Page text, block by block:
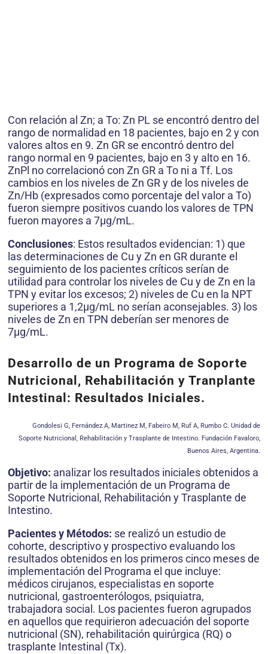
Con relación al Zn; a To: Zn PL se encontró dentro del
rango de normalidad en 18 pacientes, bajo en 2 y con
valores altos en 9. Zn GR se encontró dentro del
rango normal en 9 pacientes, bajo en 3 y alto en 16.
ZnPl no correlacionó con Zn GR a To ni a Tf. Los
cambios en los niveles de Zn GR y de los niveles de
Zn/Hb (expresados como porcentaje del valor a To)
fueron siempre positivos cuando los valores de TPN
fueron mayores a 7μg/mL.
Conclusiones: Estos resultados evidencian: 1) que
las determinaciones de Cu y Zn en GR durante el
seguimiento de los pacientes críticos serían de
utilidad para controlar los niveles de Cu y de Zn en la
TPN y evitar los excesos; 2) niveles de Cu en la NPT
superiores a 1,2μg/mL no serían aconsejables. 3) los
niveles de Zn en TPN deberían ser menores de
7μg/mL.
Desarrollo de un Programa de Soporte
Nutricional, Rehabilitación y Tranplante
Intestinal: Resultados Iniciales.
Gondolesi G, Fernández A, Martinez M, Fabeiro M, Ruf A, Rumbo C. Unidad de
Soporte Nutricional, Rehabilitación y Trasplante de Intestino. Fundación Favaloro,
Buenos Aires, Argentina.
Objetivo: analizar los resultados iniciales obtenidos a
partir de la implementación de un Programa de
Soporte Nutricional, Rehabilitación y Trasplante de
Intestino.
Pacientes y Métodos: se realizó un estudio de
cohorte, descriptivo y prospectivo evaluando los
resultados obtenidos en los primeros cinco meses de
implementación del Programa el que incluye:
médicos cirujanos, especialistas en soporte
nutricional, gastroenterólogos, psiquiatra,
trabajadora social. Los pacientes fueron agrupados
en aquellos que requirieron adecuación del soporte
nutricional (SN), rehabilitación quirúrgica (RQ) o
trasplante Intestinal (Tx).